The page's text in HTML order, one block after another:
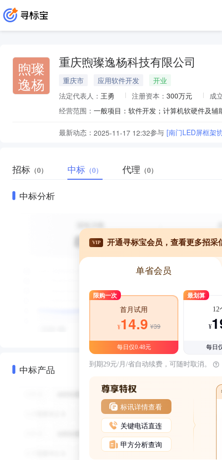
煦璨
逸杨
重庆煦璨逸杨科技有限公司
重庆市 应用软件开发
开业
法定代表人： 王勇 注册资本： 300万元
成
经营范围：
最新动态： 2025-11-17 12:32参与 [南门LED屏框架
招标 （0） 中标 （0） 代理 （0）
中标分析
中标产品
VIP 开通寻标宝会员，查看更多招采
单省会员
限购一次
首月试用
¥14.9 ¥39
每日仅0.48元
最划算
12
¥
每日
到期29元/月/省自动续费，可随时取消。
标讯详情查看
关键电话直连
甲方分析查询